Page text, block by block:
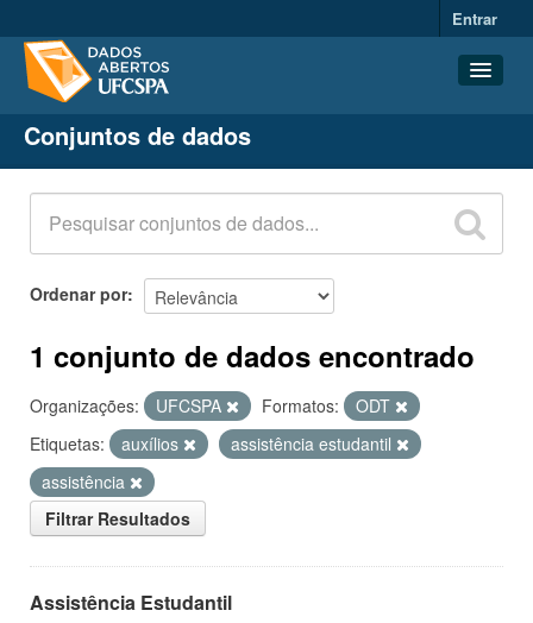
Entrar
Conjuntos de dados
Organizações
Grupos
Sobre
Conjuntos de dados
Ordenar por
1 conjunto de dados encontrado
Organizações: UFCSPA Formatos:
ODT
Etiquetas:
auxílios
assistência estudantil
assistência
Filtrar Resultados
Assistência Estudantil